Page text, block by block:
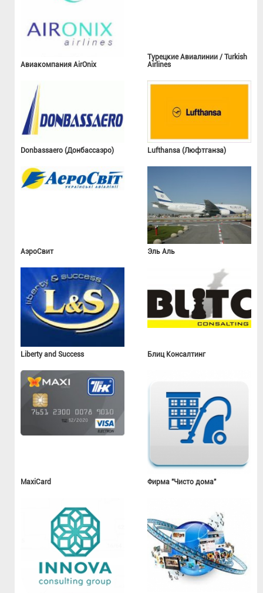
Авиакомпания AirOnix
Турецкие Авиалинии / Turkish
Airlines
Donbassaero (Донбассаэро) Lufthansa (Люфтганза)
АэроСвит Эль Аль
Liberty and Success Блиц Консалтинг
MaxiCard Фирма "Чисто дома"